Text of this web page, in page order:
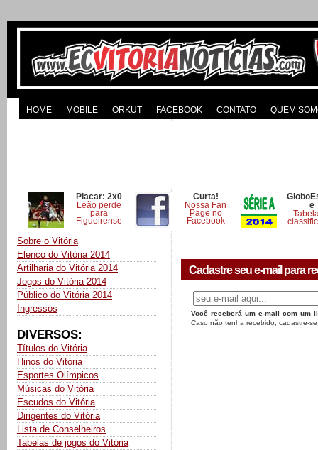
HOME MOBILE ORKUT FACEBOOK CONTATO QUEM
Placar: 2x0
Leão perde
para
Figueirense
Curta!
Nossa Fan
Page no
Facebook
e
Sobre o Vitória
Elenco do Vitória 2014
Artilharia do Vitória 2014
Jogos do Vitória 2014
Público do Vitória 2014
Ingressos
DIVERSOS:
Títulos do Vitória
Hinos do Vitória
Esportes Olímpicos
Músicas do Vitória
Escudos do Vitória
Dirigentes do Vitória
Lista de Conselheiros
Tabelas de jogos do Vitória
Cadastre seu e-mail para
Você receberá um e-mail com um
Caso não tenha recebido, cadastre-